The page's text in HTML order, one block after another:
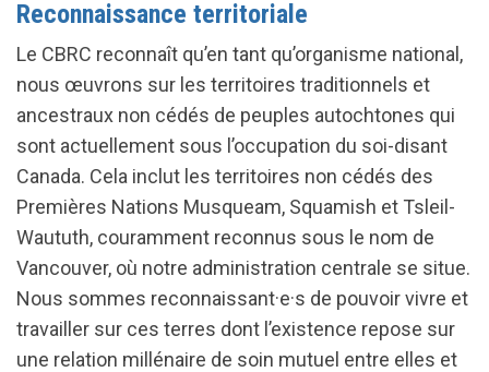
Reconnaissance territoriale
Le CBRC reconnaît qu’en tant qu’organisme national,
nous œuvrons sur les territoires traditionnels et
ancestraux non cédés de peuples autochtones qui
sont actuellement sous l’occupation du soi-disant
Canada. Cela inclut les territoires non cédés des
Premières Nations Musqueam, Squamish et Tsleil-
Waututh, couramment reconnus sous le nom de
Vancouver, où notre administration centrale se situe.
Nous sommes reconnaissant·e·s de pouvoir vivre et
travailler sur ces terres dont l’existence repose sur
une relation millénaire de soin mutuel entre elles et